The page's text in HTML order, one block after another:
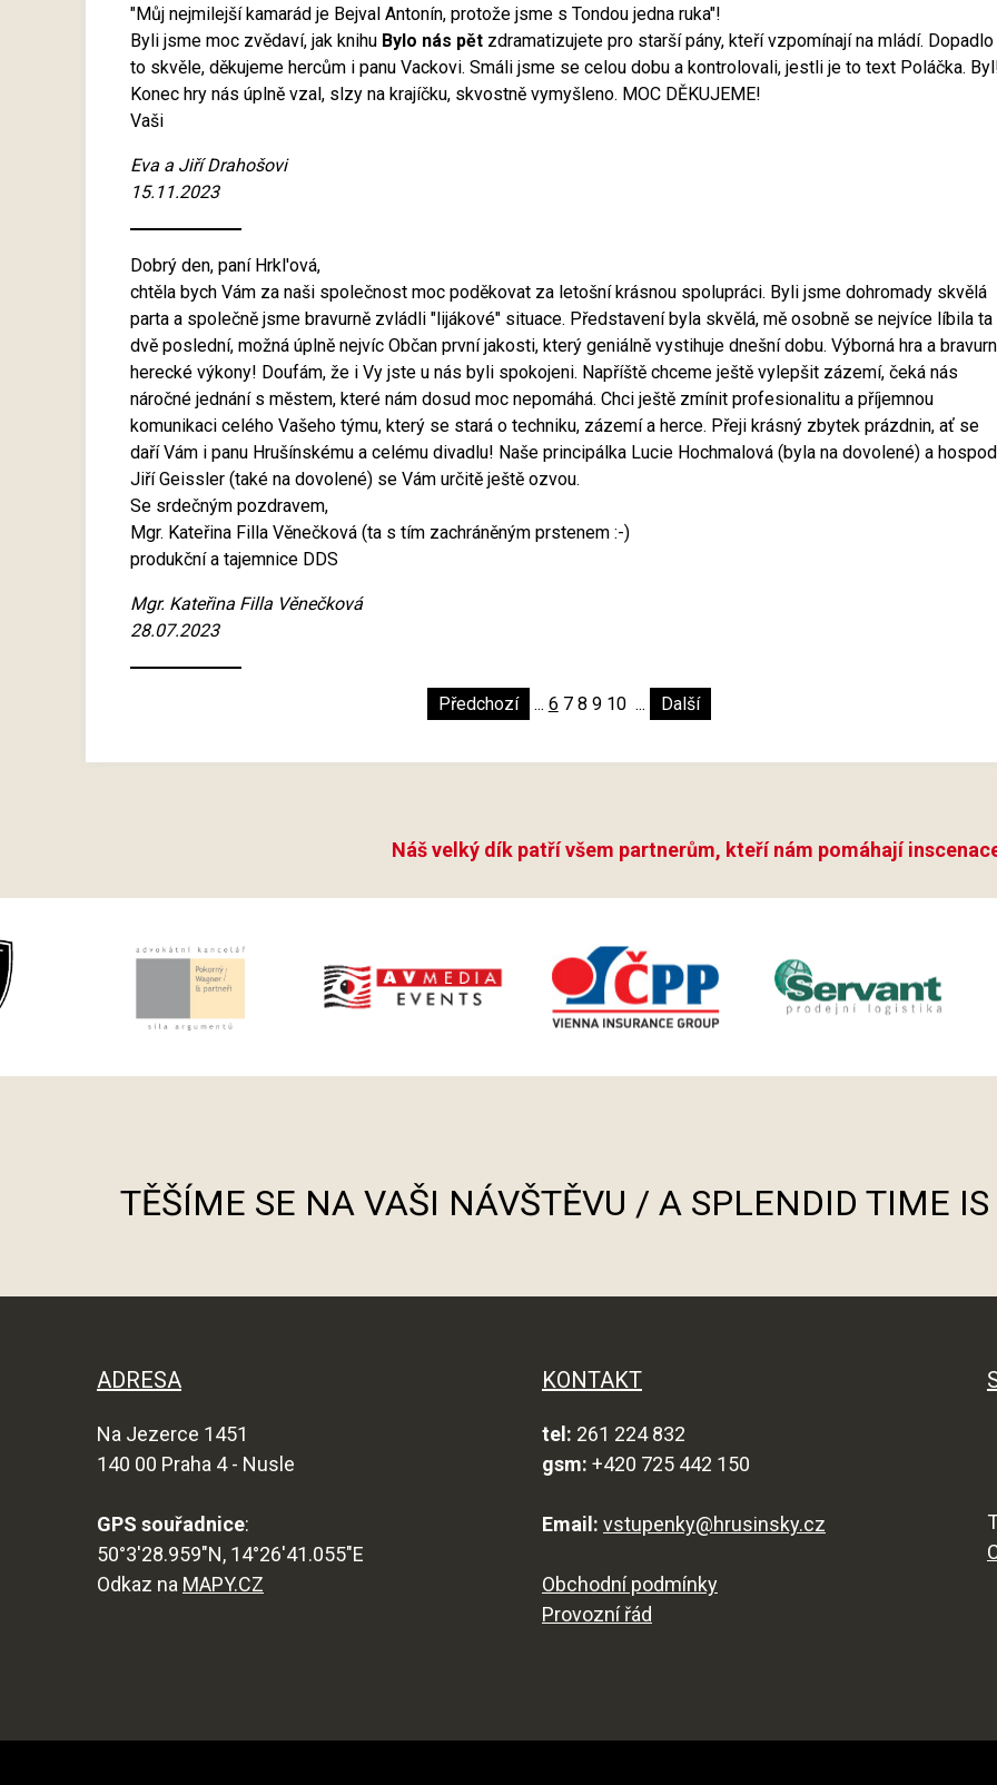
"Můj nejmilejší kamarád je Bejval Antonín, protože jsme s Tondou jedna ruka"!
Byli jsme moc zvědaví, jak knihu Bylo nás pět zdramatizujete pro starší pány, kteří vzpomínají na mládí. Dopadlo
to skvěle, děkujeme hercům i panu Vackovi. Smáli jsme se celou dobu a kontrolovali, jestli je to text Poláčka.
Konec hry nás úplně vzal, slzy na krajíčku, skvostně vymyšleno. MOC DĚKUJEME!
Vaši
Eva a Jiří Drahošovi
15.11.2023
Dobrý den, paní Hrkl'ová,
chtěla bych Vám za naši společnost moc poděkovat za letošní krásnou spolupráci. Byli jsme dohromady skvělá
parta a společně jsme bravurně zvládli "lijákové" situace. Představení byla skvělá, mě osobně se nejvíce líbila ta
dvě poslední, možná úplně nejvíc Občan první jakosti, který geniálně vystihuje dnešní dobu. Výborná hra a
herecké výkony! Doufám, že i Vy jste u nás byli spokojeni. Napříště chceme ještě vylepšit zázemí, čeká nás
náročné jednání s městem, které nám dosud moc nepomáhá. Chci ještě zmínit profesionalitu a příjemnou
komunikaci celého Vašeho týmu, který se stará o techniku, zázemí a herce. Přeji krásný zbytek prázdnin, ať se
daří Vám i panu Hrušínskému a celému divadlu! Naše principálka Lucie Hochmalová (byla na dovolené) a
Jiří Geissler (také na dovolené) se Vám určitě ještě ozvou.
Se srdečným pozdravem,
Mgr. Kateřina Filla Věnečková (ta s tím zachráněným prstenem :-)
produkční a tajemnice DDS
Mgr. Kateřina Filla Věnečková
28.07.2023
Předchozí ... 6 7 8 9 10 ... Další
Náš velký dík patří všem partnerům, kteří nám pomáhají
TĚŠÍME SE NA VAŠI NÁVŠTĚVU / A SPLENDID TIME
ADRESA
Na Jezerce 1451
140 00 Praha 4 - Nusle
GPS souřadnice:
50°3'28.959"N, 14°26'41.055"E
Odkaz na MAPY.CZ
KONTAKT
tel: 261 224 832
gsm: +420 725 442 150
Email: vstupenky@hrusinsky.cz
Obchodní podmínky
Provozní řád